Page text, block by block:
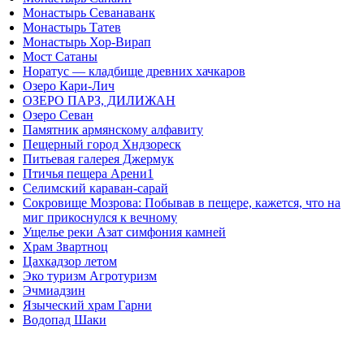
Монастырь Севанаванк
Монастырь Татев
Монастырь Хор-Вирап
Мост Сатаны
Норатус — кладбище древних хачкаров
Озеро Кари-Лич
ОЗЕРО ПАРЗ, ДИЛИЖАН
Озеро Севан
Памятник армянскому алфавиту
Пещерный город Хндзореск
Питьевая галерея Джермук
Птичья пещера Арени1
Селимский караван-сарай
Сокровище Мозрова: Побывав в пещере, кажется, что на
миг прикоснулся к вечному
Ущелье реки Азат симфония камней
Храм Звартноц
Цахкадзор летом
Эко туризм Агротуризм
Эчмиадзин
Языческий храм Гарни
Водопад Шаки